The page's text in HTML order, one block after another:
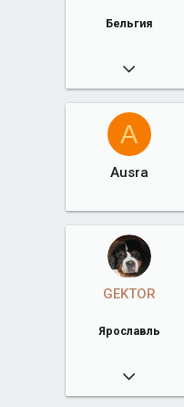
Бельгия
07.07.2008
22 871
Город
Бельгия
A
Ausra
GEKTOR
Ярославль
25.01.2009
6 333